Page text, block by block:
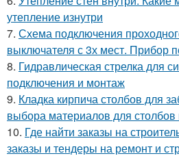
утепление изнутри
7. Схема подключения
выключателя с 3х мест. Прибор
8. Гидравлическая стрелка для
подключения и монтаж
9. Кладка кирпича столбов для
выбора материалов для столбов
10. Где найти заказы на
заказы и тендеры на ремонт и